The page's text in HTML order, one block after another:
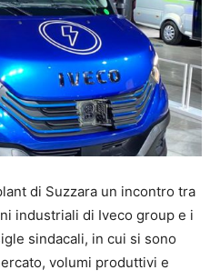
di Suzzara un incontro tra
industriali di Iveco group e i
sindacali, in cui si sono
volumi produttivi e